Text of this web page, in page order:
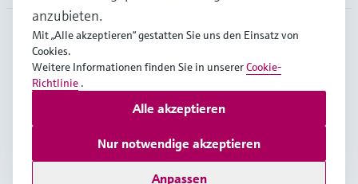
GLB
Copyright © Endress+Hauser Group Services AG
Nutzungsbedingungen
Datenschutz
anzubieten.
Mit „Alle akzeptieren“ gestatten Sie uns den Einsatz von
Cookies.
Weitere Informationen finden Sie in unsererCookie-
Richtlinie .
Anpassen
Nur notwendige akzeptieren
Alle akzeptieren